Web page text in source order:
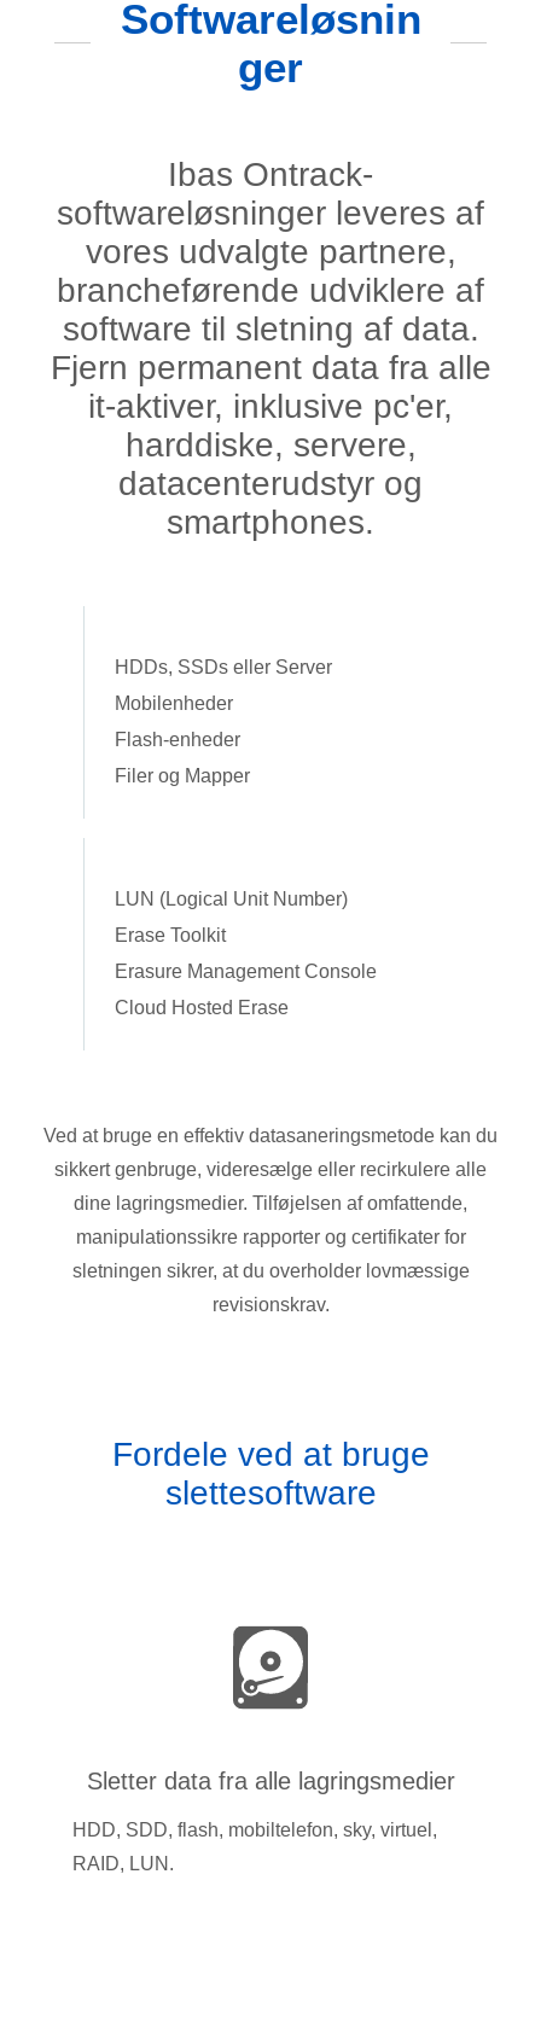
Softwareløsnin
ger
Ibas Ontrack-
softwareløsninger leveres af
vores udvalgte partnere,
brancheførende udviklere af
software til sletning af data.
Fjern permanent data fra alle
it-aktiver, inklusive pc'er,
harddiske, servere,
datacenterudstyr og
smartphones.
HDDs, SSDs eller Server
Mobilenheder
Flash-enheder
Filer og Mapper
LUN (Logical Unit Number)
Erase Toolkit
Erasure Management Console
Cloud Hosted Erase
Ved at bruge en effektiv datasaneringsmetode kan du
sikkert genbruge, videresælge eller recirkulere alle
dine lagringsmedier. Tilføjelsen af ​​omfattende,
manipulationssikre rapporter og certifikater for
sletningen sikrer, at du overholder lovmæssige
revisionskrav.
Fordele ved at bruge
slettesoftware
Sletter data fra alle lagringsmedier
HDD, SDD, flash, mobiltelefon, sky, virtuel,
RAID, LUN.